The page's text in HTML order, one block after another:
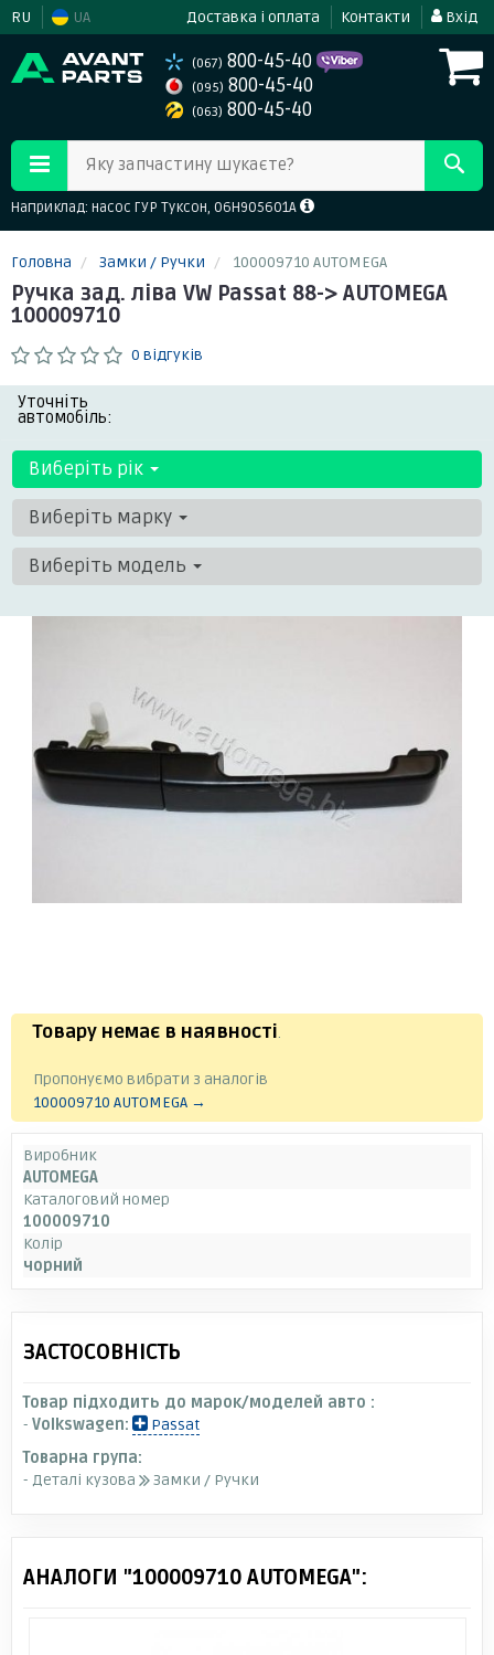
RU UA Доставка і оплата Контакти Вхід
(067) 800-45-40
(095) 800-45-40
(063) 800-45-40
Яку запчастину шукаєте?
Наприклад: насос ГУР Туксон, 06H905601A
Головна Замки / Ручки 100009710 AUTOMEGA
Ручка зад. ліва VW Passat 88-> AUTOMEGA
100009710
0 відгуків
Уточніть
автомобіль:
Виберіть рік
Виберіть марку
Виберіть модель
Товару немає в наявності.
Пропонуємо вибрати з аналогів
100009710 AUTOMEGA →
Виробник
AUTOMEGA
Каталоговий номер
100009710
Колір
чорний
ЗАСТОСОВНІСТЬ
Товар підходить до марок/моделей авто :
- Volkswagen:
Passat
Товарна група:
- Деталі кузова
Замки / Ручки
АНАЛОГИ "100009710 AUTOMEGA":